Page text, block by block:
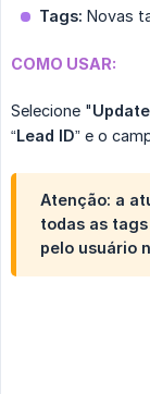
Tags: Novas
COMO USAR:
Selecione "
“Lead ID” e o
Atenção: a
todas as
pelo usuário